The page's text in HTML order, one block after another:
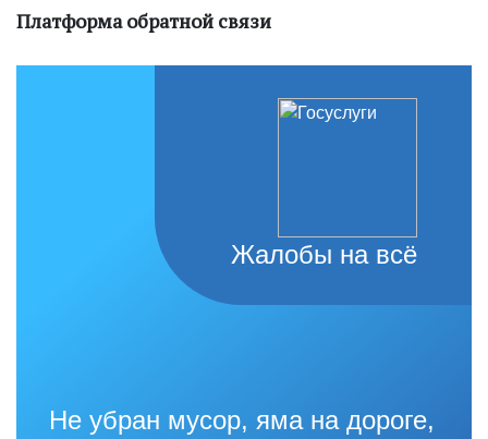
Платформа обратной связи
Жалобы на всё
Не убран мусор, яма на дороге,